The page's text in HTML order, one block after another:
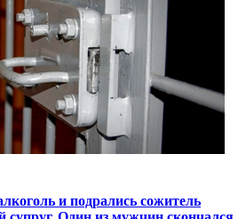
и подрались сожитель